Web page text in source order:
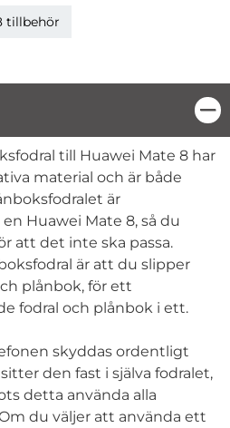
tillbehör
till Huawei Mate 8 har
material och är både
är
Huawei Mate 8, så du
att det inte ska passa.
är att du slipper
plånbok, för ett
fodral och plånbok i ett.
skyddas ordentligt
den fast i själva fodralet,
detta använda alla
du väljer att använda ett